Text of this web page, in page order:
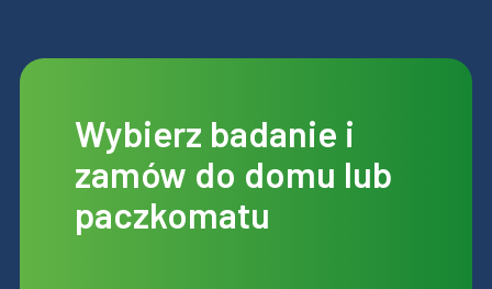
Wybierz badanie i
zamów do domu lub
paczkomatu